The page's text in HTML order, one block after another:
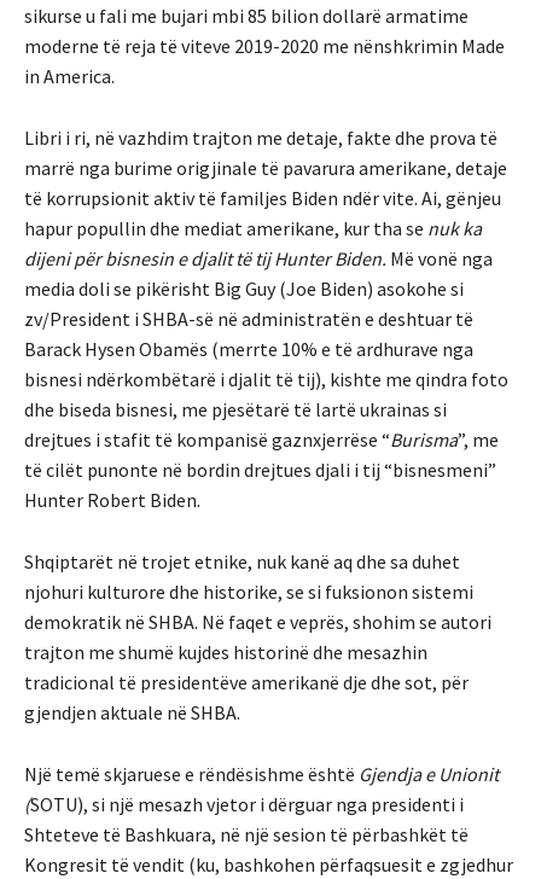
sikurse u fali me bujari mbi 85 bilion dollarë armatime
moderne të reja të viteve 2019-2020 me nënshkrimin Made
in America.
Libri i ri, në vazhdim trajton me detaje, fakte dhe prova të
marrë nga burime origjinale të pavarura amerikane, detaje
të korrupsionit aktiv të familjes Biden ndër vite. Ai, gënjeu
hapur popullin dhe mediat amerikane, kur tha se nuk ka
dijeni për bisnesin e djalit të tij Hunter Biden. Më vonë nga
media doli se pikërisht Big Guy (Joe Biden) asokohe si
zv/President i SHBA-së në administratën e deshtuar të
Barack Hysen Obamës (merrte 10% e të ardhurave nga
bisnesi ndërkombëtarë i djalit të tij), kishte me qindra foto
dhe biseda bisnesi, me pjesëtarë të lartë ukrainas si
drejtues i stafit të kompanisë gaznxjerrëse “Burisma”, me
të cilët punonte në bordin drejtues djali i tij “bisnesmeni”
Hunter Robert Biden.
Shqiptarët në trojet etnike, nuk kanë aq dhe sa duhet
njohuri kulturore dhe historike, se si fuksionon sistemi
demokratik në SHBA. Në faqet e veprës, shohim se autori
trajton me shumë kujdes historinë dhe mesazhin
tradicional të presidentëve amerikanë dje dhe sot, për
gjendjen aktuale në SHBA.
Një temë skjaruese e rëndësishme është Gjendja e Unionit
(SOTU), si një mesazh vjetor i dërguar nga presidenti i
Shteteve të Bashkuara, në një sesion të përbashkët të
Kongresit të vendit (ku, bashkohen përfaqsuesit e zgjedhur